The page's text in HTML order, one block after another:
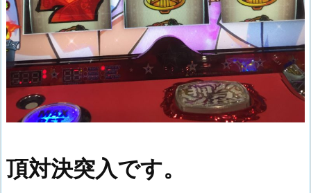
頂対決突入です。